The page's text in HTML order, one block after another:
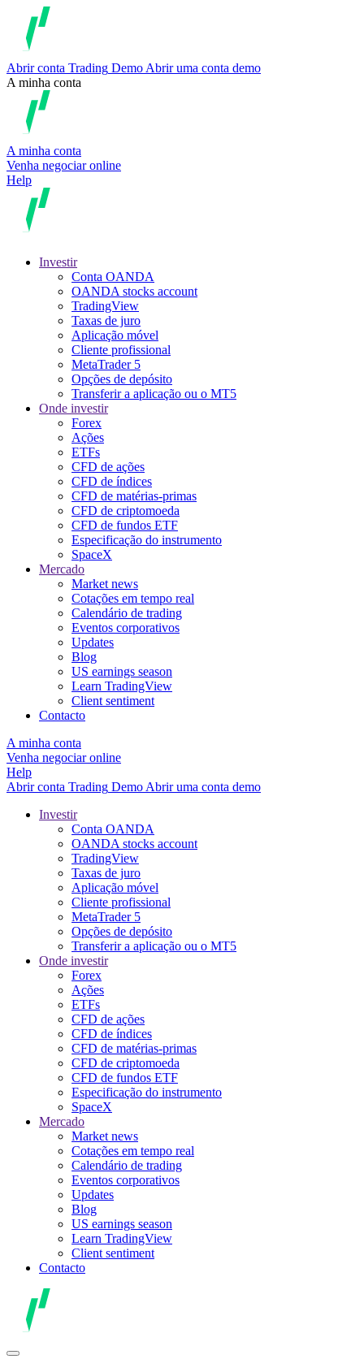
Abrir conta Trading Demo Abrir uma conta demo
A minha conta
A minha conta
Venha negociar online
Help
Investir
Conta OANDA
OANDA stocks account
TradingView
Taxas de juro
Aplicação móvel
Cliente profissional
MetaTrader 5
Opções de depósito
Transferir a aplicação ou o MT5
Onde investir
Forex
Ações
ETFs
CFD de ações
CFD de índices
CFD de matérias-primas
CFD de criptomoeda
CFD de fundos ETF
Especificação do instrumento
SpaceX
Mercado
Market news
Cotações em tempo real
Calendário de trading
Eventos corporativos
Updates
Blog
US earnings season
Learn TradingView
Client sentiment
Contacto
A minha conta
Venha negociar online
Help
Abrir conta Trading Demo Abrir uma conta demo
Investir
Conta OANDA
OANDA stocks account
TradingView
Taxas de juro
Aplicação móvel
Cliente profissional
MetaTrader 5
Opções de depósito
Transferir a aplicação ou o MT5
Onde investir
Forex
Ações
ETFs
CFD de ações
CFD de índices
CFD de matérias-primas
CFD de criptomoeda
CFD de fundos ETF
Especificação do instrumento
SpaceX
Mercado
Market news
Cotações em tempo real
Calendário de trading
Eventos corporativos
Updates
Blog
US earnings season
Learn TradingView
Client sentiment
Contacto